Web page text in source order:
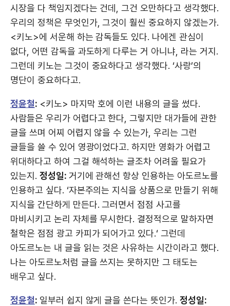
시장을 다 책임지겠다는 건데, 그건 오만하다고 생각했다.
우리의 정책은 무엇인가, 그것이 훨씬 중요하지 않겠는가.
<키노>에 서운해 하는 감독들도 있다. 나에겐 관심이
없다, 어떤 감독을 과도하게 다루는 거 아니냐, 라는 거지.
그런데 키노는 그것이 중요하다고 생각했다. ‘사랑’의
명단이 중요하다고.
정윤철: <키노> 마지막 호에 이런 내용의 글을 썼다.
사람들은 우리가 어렵다고 한다, 그렇지만 대가들에 관한
글을 쓰며 어찌 어렵지 않을 수 있는가, 우리는 그런
글들을 쓸 수 있어 영광이었다고. 하지만 영화가 어렵고
위대하다고 하여 그걸 해석하는 글조차 어려울 필요가
있는지. 정성일: 거기에 관해선 항상 인용하는 아도르노를
인용하고 싶다. ‘자본주의는 지식을 상품으로 만들기 위해
지식을 간단하게 만든다. 그러면서 점점 사고를
마비시키고 논리 자체를 무시한다. 결정적으로 말하자면
철학은 점점 광고 카피가 되어가고 있다.‘ 그런데
아도르노는 내 글을 읽는 것은 사유하는 시간이라고 했다.
나는 아도르노처럼 글을 쓰지는 못하지만 그 태도는
배우고 싶다.
정윤철: 일부러 쉽지 않게 글을 쓴다는 뜻인가. 정성일: